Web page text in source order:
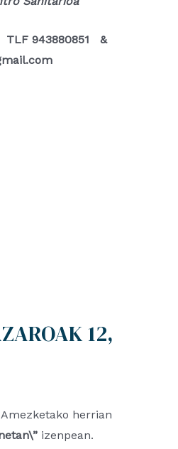
TLF 943880851 &
12,
herrian
izenpean.